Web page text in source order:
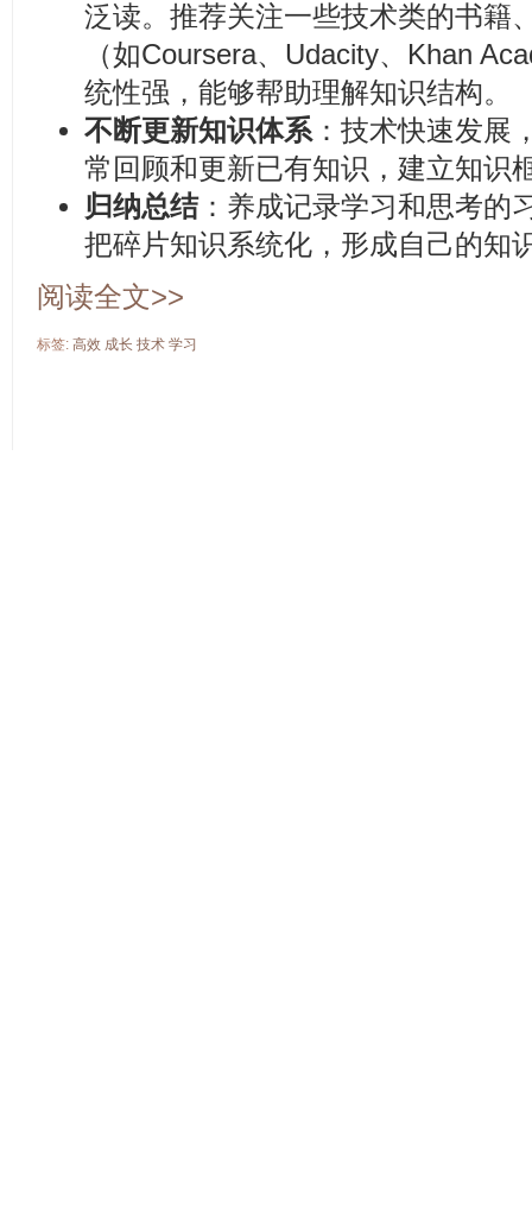
泛读。推荐关注一些技术类的书籍
（如Coursera、Udacity、Khan
统性强，能够帮助理解知识结构。
不断更新知识体系 ：技术快速发展
常回顾和更新已有知识，建立知识
归纳总结：养成记录学习和思考的
把碎片知识系统化，形成自己的知
阅读全文>>
标签: 高效 成长 技术 学习